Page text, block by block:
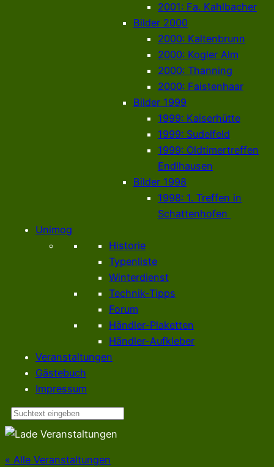
2001: Fa. Kahlbacher
Bilder 2000
2000: Kaltenbrunn
2000: Kogler Alm
2000: Thanning
2000: Faistenhaar
Bilder 1999
1999: Kaiserhütte
1999: Sudelfeld
1999: Oldtimertreffen
Endlhausen
Bilder 1998
1998: 1. Treffen in
Schattenhofen
Unimog
Historie
Typenliste
Winterdienst
Technik-Tipps
Forum
Händler-Plaketten
Händler-Aufkleber
Veranstaltungen
Gästebuch
Impressum
Suchen
« Alle Veranstaltungen